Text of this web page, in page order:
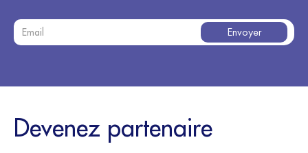
Devenez partenaire